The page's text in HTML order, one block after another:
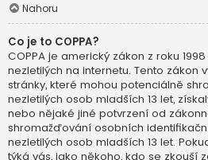
Nahoru
Co je to COPPA?
COPPA je americký zákon z roku
nezletilých na internetu. Tento zákon
stránky, které mohou potenciálně
nezletilých osob mladších 13 let,
nebo nějaké jiné potvrzení od
shromažďování osobních
nezletilých osob mladších 13 let.
týká vás, jako někoho, kdo se zkouší